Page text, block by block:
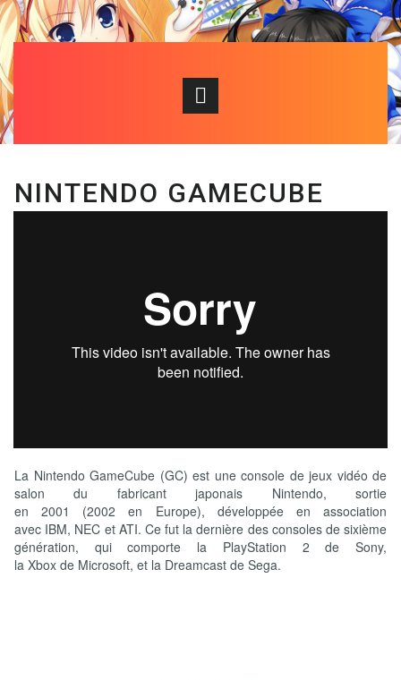
NINTENDO GAMECUBE
La Nintendo GameCube (GC) est une console de jeux vidéo de
salon du fabricant japonais Nintendo, sortie
en 2001 (2002 en Europe), développée en association
avec IBM, NEC et ATI. Ce fut la dernière des consoles de sixième
génération, qui comporte la PlayStation 2 de Sony,
la Xbox de Microsoft, et la Dreamcast de Sega.